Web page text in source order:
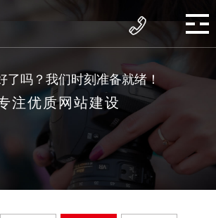
了吗？我们时刻准备就绪！
注优质网站建设